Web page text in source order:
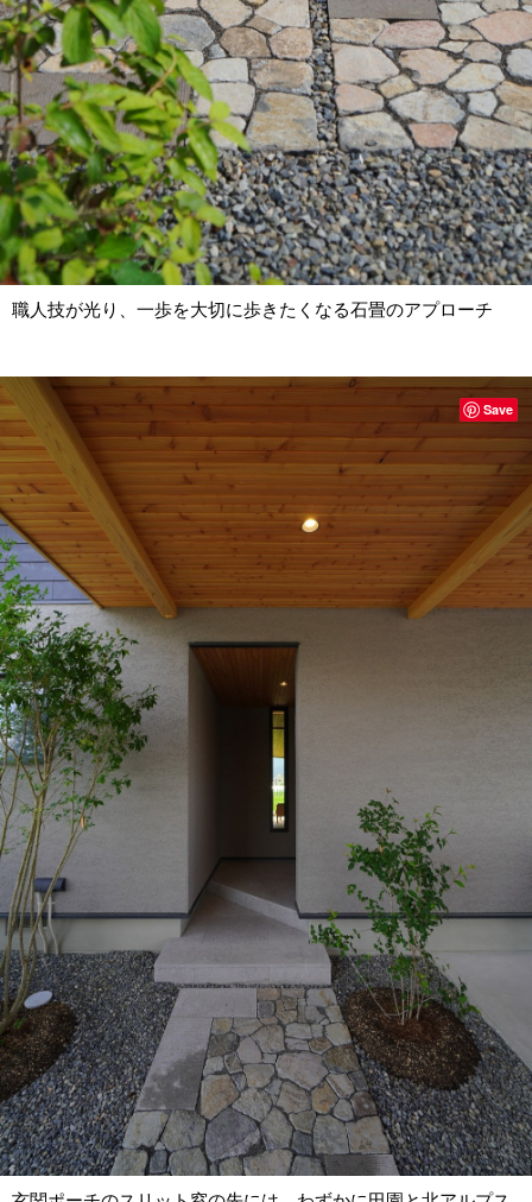
職人技が光り、一歩を大切に歩きたくなる石畳のアプローチ
Save